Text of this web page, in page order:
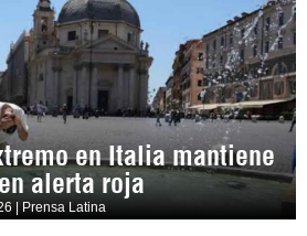
en Italia mantiene
alerta roja
| Prensa Latina